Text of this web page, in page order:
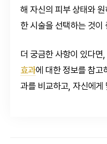
해 자신의 피부 상태와
한 시술을 선택하는 것이
더 궁금한 사항이 있다면
효과에 대한 정보를 참고
과를 비교하고, 자신에게